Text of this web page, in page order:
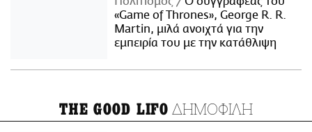
«Game of Thrones», George R. R.
Martin, μιλά ανοιχτά για την
εμπειρία του με την κατάθλιψη
THE GOOD LIFO ΔΗΜΟΦΙΛΗ